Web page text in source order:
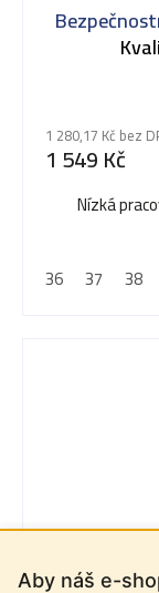
Aby náš e-
1 280,17 Kč bez
1 549 Kč
Nízká
36
37 38